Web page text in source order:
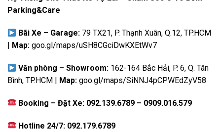
Parking&Care
Bãi Xe – Garage: 79 TX21, P. Thạnh Xuân, Q.12, TP.HCM
Map: goo.gl/maps/uSH8CGciDwKXEtWv7
Văn phòng – Showroom: 162-164 Bắc Hải, P. 6, Q. Tân
Bình, TP.HCM | Map: goo.gl/maps/SiNNJ4pCPWEdZyV58
Booking – Đặt Xe: 092.139.6789 – 0909.016.579
Hotline 24/7: 092.179.6789